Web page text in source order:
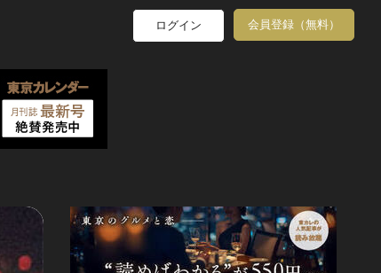
ログイン 会員登録（無料）